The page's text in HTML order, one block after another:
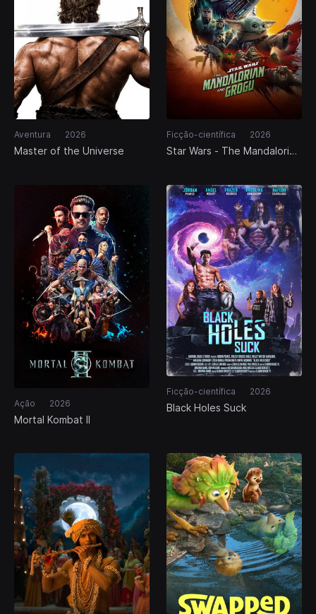
Aventura 2026
Master of the Universe
Ficção-científica 2026
Star Wars - The Mandalorian
Ação 2026
Mortal Kombat II
Ficção-científica 2026
Black Holes Suck